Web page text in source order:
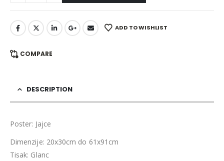
ADD TO WISHLIST
COMPARE
DESCRIPTION
Poster: Jajce
Dimenzije: 20x30cm do 61x91cm
Tisak: Glanc